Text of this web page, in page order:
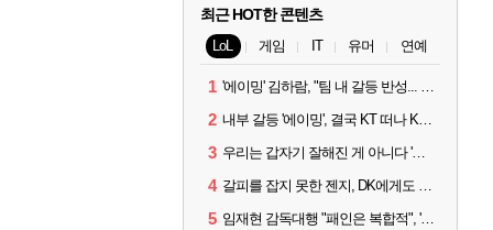
최근 HOT한 콘텐츠
LoL 게임 IT 유머 연예
1 '에이밍' 김하람, "팀 내 갈등 반성... 끝까지 뛰고 싶었다"
2 내부 갈등 '에이밍', 결국 KT 떠나 KRX로...'지우'와 트레이드
3 우리는 갑자기 잘해진 게 아니다 '씨맥' 김대호 감독의 자신감
4 갈피를 잡지 못한 젠지, DK에게도 0:2 패배
5 임재현 감독대행 "패인은 복합적", '도란' "팀에 과부하 왔다"